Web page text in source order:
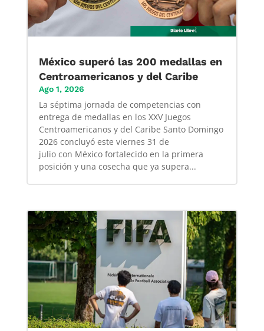
México superó las 200 medallas en
Centroamericanos y del Caribe
Ago 1, 2026
La séptima jornada de competencias con
entrega de medallas en los XXV Juegos
Centroamericanos y del Caribe Santo Domingo
2026 concluyó este viernes 31 de
julio con México fortalecido en la primera
posición y una cosecha que ya supera...